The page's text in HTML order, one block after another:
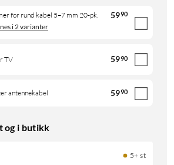
for rund kabel 5–7 mm 20-pk. 5990
i 2 varianter
TV 5990
antennekabel 5990
og i butikk
5+ st